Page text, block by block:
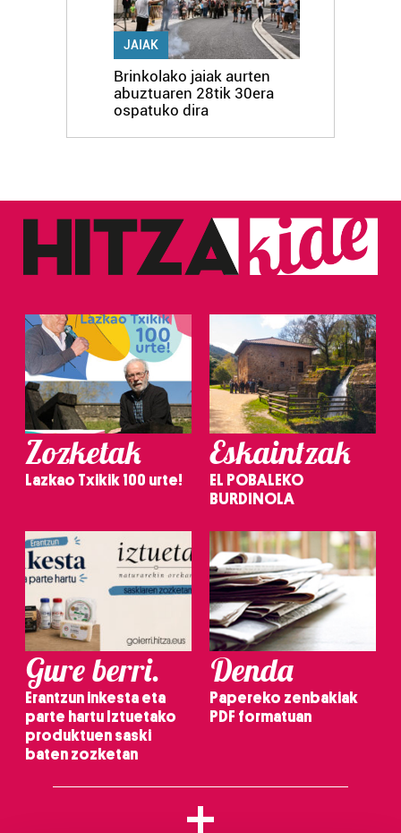
JAIAK
Brinkolako jaiak aurten
abuztuaren 28tik 30era
ospatuko dira
Zozketak
Lazkao Txikik 100 urte!
Eskaintzak
EL POBALEKO
BURDINOLA
Gure berri.
Erantzun inkesta eta
parte hartu Iztuetako
produktuen saski
baten zozketan
Denda
Papereko zenbakiak
PDF formatuan
+